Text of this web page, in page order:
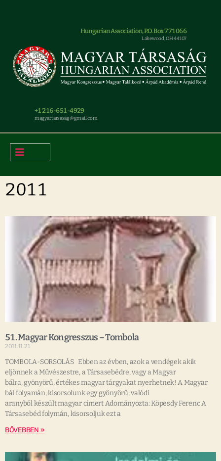
Hungarian Association, P.O. Box 771066
Lakewood, OH 44107
+1 216-651-4929
magyar.tarsasag@gmail.com
2011
51. Magyar Kongresszus – Tombola
2011.11.21.
TOMBOLA-SORSOLÁS Ebben az évben, azok a vendégek akik
eljönnek a Művészestre, a Társasebédre, vagy a Magyar
bálra, gyönyörű, értékes magyar tárgyakat nyerhetnek! A Magyar
bál folyamán, kisorsolunk egy gyönyörű, valódi
aranyból készült magyar címert Adományozta: Köpesdy Ferenc A
Társasebéd folymán, kisorsoljuk ezt a
BŐVEBBEN »